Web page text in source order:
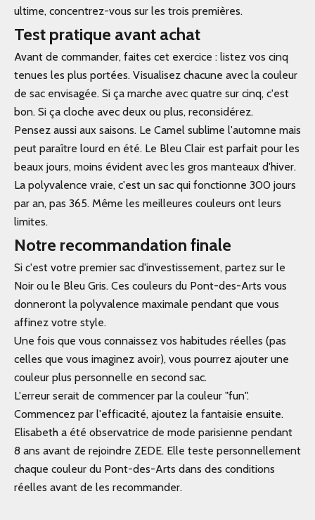
ultime, concentrez-vous sur les trois premières.
Test pratique avant achat
Avant de commander, faites cet exercice : listez vos cinq
tenues les plus portées. Visualisez chacune avec la couleur
de sac envisagée. Si ça marche avec quatre sur cinq, c'est
bon. Si ça cloche avec deux ou plus, reconsidérez.
Pensez aussi aux saisons. Le Camel sublime l'automne mais
peut paraître lourd en été. Le Bleu Clair est parfait pour les
beaux jours, moins évident avec les gros manteaux d'hiver.
La polyvalence vraie, c'est un sac qui fonctionne 300 jours
par an, pas 365. Même les meilleures couleurs ont leurs
limites.
Notre recommandation finale
Si c'est votre premier sac d'investissement, partez sur le
Noir ou le Bleu Gris. Ces couleurs du Pont-des-Arts vous
donneront la polyvalence maximale pendant que vous
affinez votre style.
Une fois que vous connaissez vos habitudes réelles (pas
celles que vous imaginez avoir), vous pourrez ajouter une
couleur plus personnelle en second sac.
L'erreur serait de commencer par la couleur "fun".
Commencez par l'efficacité, ajoutez la fantaisie ensuite.
Elisabeth a été observatrice de mode parisienne pendant
8 ans avant de rejoindre ZEDE. Elle teste personnellement
chaque couleur du Pont-des-Arts dans des conditions
réelles avant de les recommander.